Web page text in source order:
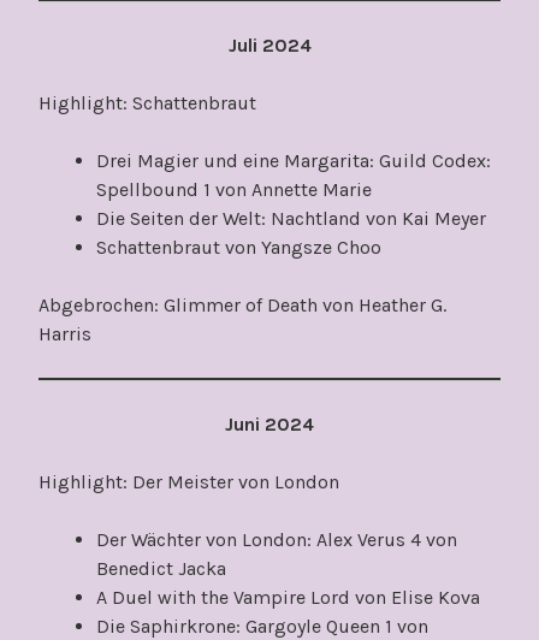
Juli 2024
Highlight: Schattenbraut
Drei Magier und eine Margarita: Guild Codex:
Spellbound 1 von Annette Marie
Die Seiten der Welt: Nachtland von Kai Meyer
Schattenbraut von Yangsze Choo
Abgebrochen: Glimmer of Death von Heather G.
Harris
Juni 2024
Highlight: Der Meister von London
Der Wächter von London: Alex Verus 4 von
Benedict Jacka
A Duel with the Vampire Lord von Elise Kova
Die Saphirkrone: Gargoyle Queen 1 von